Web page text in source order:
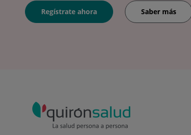
Regístrate ahora Saber más